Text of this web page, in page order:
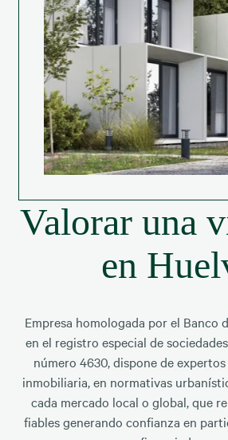
Valorar una
en
Empresa homologada por el Banco
en el registro especial de
número 4630, dispone de
inmobiliaria, en normativas
cada mercado local o global, que
fiables generando confianza en